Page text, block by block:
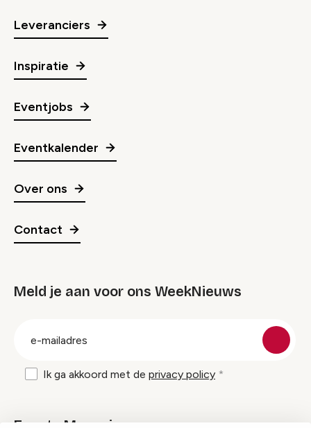
Leveranciers
Inspiratie
Eventjobs
Eventkalender
Over ons
Contact
Meld je aan voor ons WeekNieuws
Ik ga akkoord met de privacy policy